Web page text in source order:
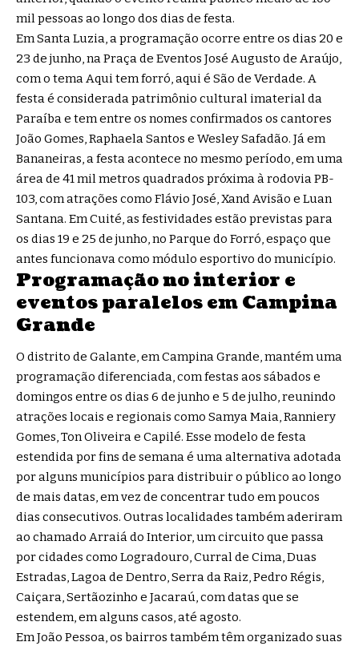
mil pessoas ao longo dos dias de festa.
Em Santa Luzia, a programação ocorre entre os dias 20 e
23 de junho, na Praça de Eventos José Augusto de Araújo,
com o tema Aqui tem forró, aqui é São de Verdade. A
festa é considerada patrimônio cultural imaterial da
Paraíba e tem entre os nomes confirmados os cantores
João Gomes, Raphaela Santos e Wesley Safadão. Já em
Bananeiras, a festa acontece no mesmo período, em uma
área de 41 mil metros quadrados próxima à rodovia PB-
103, com atrações como Flávio José, Xand Avisão e Luan
Santana. Em Cuité, as festividades estão previstas para
os dias 19 e 25 de junho, no Parque do Forró, espaço que
antes funcionava como módulo esportivo do município.
Programação no interior e
eventos paralelos em Campina
Grande
O distrito de Galante, em Campina Grande, mantém uma
programação diferenciada, com festas aos sábados e
domingos entre os dias 6 de junho e 5 de julho, reunindo
atrações locais e regionais como Samya Maia, Ranniery
Gomes, Ton Oliveira e Capilé. Esse modelo de festa
estendida por fins de semana é uma alternativa adotada
por alguns municípios para distribuir o público ao longo
de mais datas, em vez de concentrar tudo em poucos
dias consecutivos. Outras localidades também aderiram
ao chamado Arraiá do Interior, um circuito que passa
por cidades como Logradouro, Curral de Cima, Duas
Estradas, Lagoa de Dentro, Serra da Raiz, Pedro Régis,
Caiçara, Sertãozinho e Jacaraú, com datas que se
estendem, em alguns casos, até agosto.
Em João Pessoa, os bairros também têm organizado suas